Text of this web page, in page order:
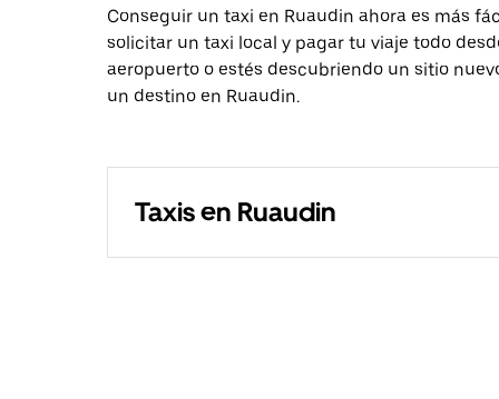
Conseguir un taxi en Ruaudin ahora es más
solicitar un taxi local y pagar tu viaje todo
aeropuerto o estés descubriendo un sitio
un destino en Ruaudin.
Taxis en Ruaudin